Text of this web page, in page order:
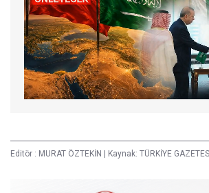
Editör : MURAT ÖZTEKİN | Kaynak: TÜRKİYE